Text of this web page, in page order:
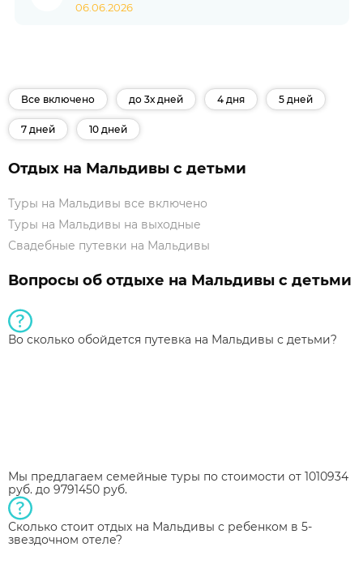
06.06.2026
Все включено до 3х дней 4 дня 5 дней
7 дней 10 дней
Отдых на Мальдивы с детьми
Туры на Мальдивы все включено
Туры на Мальдивы на выходные
Свадебные путевки на Мальдивы
Вопросы об отдыхе на Мальдивы с детьми
Во сколько обойдется путевка на Мальдивы с детьми?
Мы предлагаем семейные туры по стоимости от 1010934
руб. до 9791450 руб.
Сколько стоит отдых на Мальдивы с ребенком в 5-
звездочном отеле?